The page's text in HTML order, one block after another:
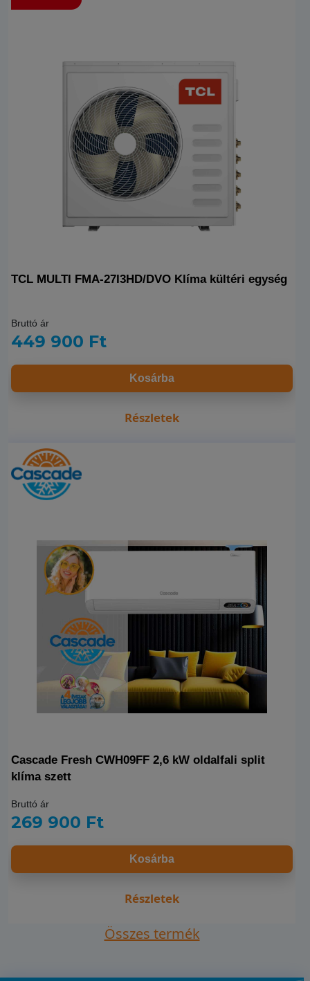
TCL MULTI FMA-27I3HD/DVO Klíma kültéri egység
Bruttó ár
449 900 Ft
Kosárba
Részletek
Cascade Fresh CWH09FF 2,6 kW oldalfali split
klíma szett
Bruttó ár
269 900 Ft
Kosárba
Részletek
Összes termék